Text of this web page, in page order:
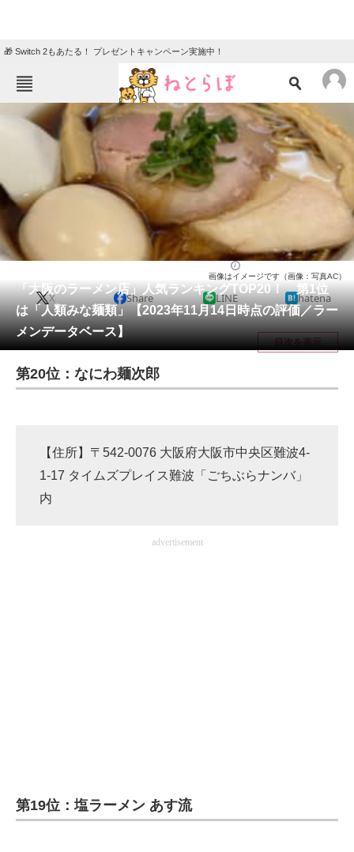
🎁 Switch 2もあたる！ プレゼントキャンペーン実施中！
ねとらぼメニュー
ニュース
クイズ
グルメ 地域
住まい 教育・育児
動物 リサーチ
会員記事
メディア
注目記事を集めた総合ページ
ITの今と未来を見通す
進化するPCとデバイスの未来
好きが集まる 比べて選べる
製造業のIT導入・活用を支援
「大阪のラーメン店」人気ランキングTOP20！ 第1位
は「人類みな麺類」【2023年11月14日時点の評価／ラー
メンデータベース】
画像はイメージです（画像：写真AC）
X Share LINE hatena
目次を表示
第20位：なにわ麺次郎
【住所】〒542-0076 大阪府大阪市中央区難波4-
1-17 タイムズプレイス難波「ごちぶらナンバ」
内
advertisement
第19位：塩ラーメン あす流